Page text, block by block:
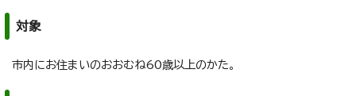
対象
市内にお住まいのおおむね60歳以上のかた。